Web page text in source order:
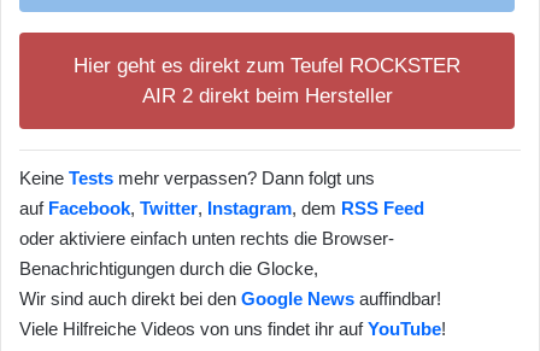
Hier geht es direkt zum Teufel ROCKSTER
AIR 2 direkt beim Hersteller
Keine Tests mehr verpassen? Dann folgt uns
auf Facebook, Twitter, Instagram, dem RSS Feed
oder aktiviere einfach unten rechts die Browser-
Benachrichtigungen durch die Glocke,
Wir sind auch direkt bei den Google News auffindbar!
Viele Hilfreiche Videos von uns findet ihr aufYouTube!